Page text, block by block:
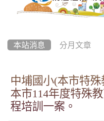
本站消息 分月文章
中埔國小(本市特
本市114年度特殊
程培訓一案。